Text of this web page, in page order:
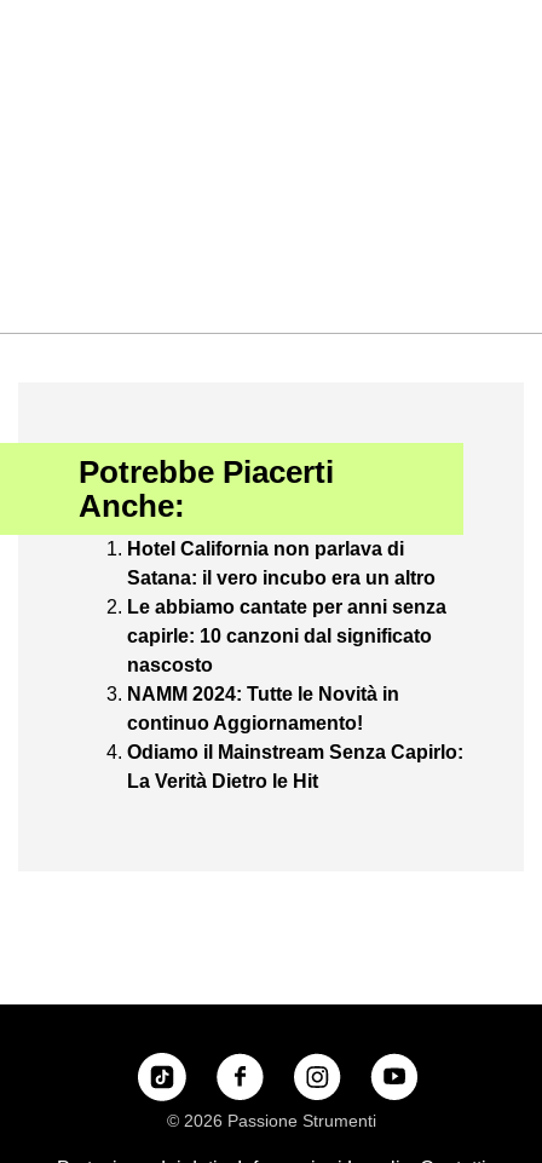
Potrebbe Piacerti
Anche:
Hotel California non parlava di
Satana: il vero incubo era un altro
Le abbiamo cantate per anni senza
capirle: 10 canzoni dal significato
nascosto
NAMM 2024: Tutte le Novità in
continuo Aggiornamento!
Odiamo il Mainstream Senza Capirlo:
La Verità Dietro le Hit
© 2026 Passione Strumenti